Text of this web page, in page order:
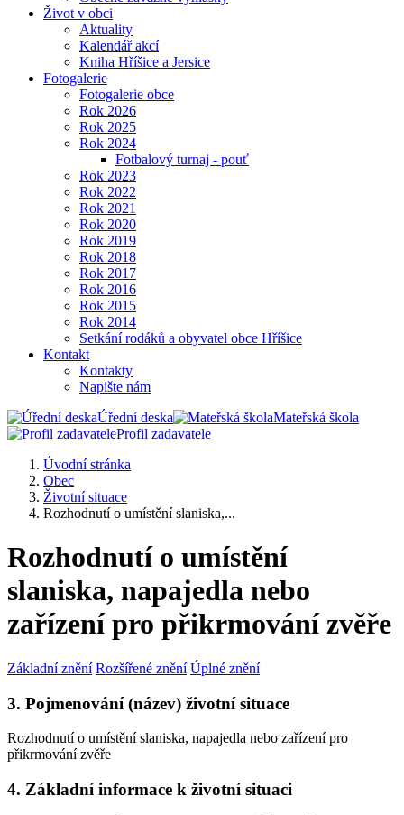
Život v obci
Aktuality
Kalendář akcí
Kniha Hříšice a Jersice
Fotogalerie
Fotogalerie obce
Rok 2026
Rok 2025
Rok 2024
Fotbalový turnaj - pouť
Rok 2023
Rok 2022
Rok 2021
Rok 2020
Rok 2019
Rok 2018
Rok 2017
Rok 2016
Rok 2015
Rok 2014
Setkání rodáků a obyvatel obce Hříšice
Kontakt
Kontakty
Napište nám
Úřední deska
Mateřská škola
Profil zadavatele
Úvodní stránka
Obec
Životní situace
Rozhodnutí o umístění slaniska,...
Rozhodnutí o umístění
slaniska, napajedla nebo
zařízení pro přikrmování zvěře
Základní znění Rozšířené znění Úplné znění
3. Pojmenování (název) životní situace
Rozhodnutí o umístění slaniska, napajedla nebo zařízení pro
přikrmování zvěře
4. Základní informace k životní situaci